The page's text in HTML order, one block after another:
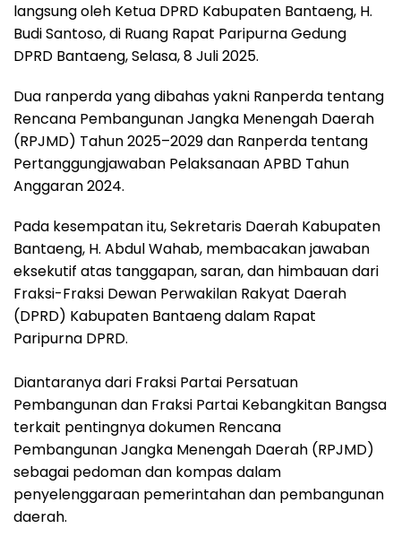
langsung oleh Ketua DPRD Kabupaten Bantaeng, H.
Budi Santoso, di Ruang Rapat Paripurna Gedung
DPRD Bantaeng, Selasa, 8 Juli 2025.
Dua ranperda yang dibahas yakni Ranperda tentang
Rencana Pembangunan Jangka Menengah Daerah
(RPJMD) Tahun 2025–2029 dan Ranperda tentang
Pertanggungjawaban Pelaksanaan APBD Tahun
Anggaran 2024.
Pada kesempatan itu, Sekretaris Daerah Kabupaten
Bantaeng, H. Abdul Wahab, membacakan jawaban
eksekutif atas tanggapan, saran, dan himbauan dari
Fraksi-Fraksi Dewan Perwakilan Rakyat Daerah
(DPRD) Kabupaten Bantaeng dalam Rapat
Paripurna DPRD.
Diantaranya dari Fraksi Partai Persatuan
Pembangunan dan Fraksi Partai Kebangkitan Bangsa
terkait pentingnya dokumen Rencana
Pembangunan Jangka Menengah Daerah (RPJMD)
sebagai pedoman dan kompas dalam
penyelenggaraan pemerintahan dan pembangunan
daerah.